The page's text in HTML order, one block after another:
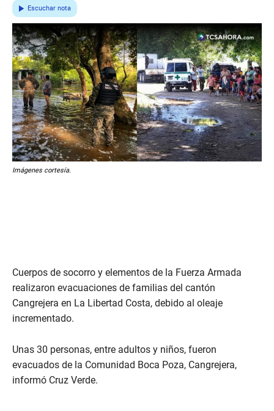
Escuchar nota
Imágenes cortesía.
Cuerpos de socorro y elementos de la Fuerza Armada
realizaron evacuaciones de familias del cantón
Cangrejera en La Libertad Costa, debido al oleaje
incrementado.
Unas 30 personas, entre adultos y niños, fueron
evacuados de la Comunidad Boca Poza, Cangrejera,
informó Cruz Verde.